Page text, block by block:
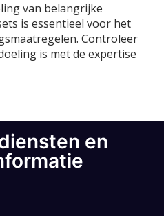
van belangrijke
is essentieel voor het
Controleer
is met de expertise
en